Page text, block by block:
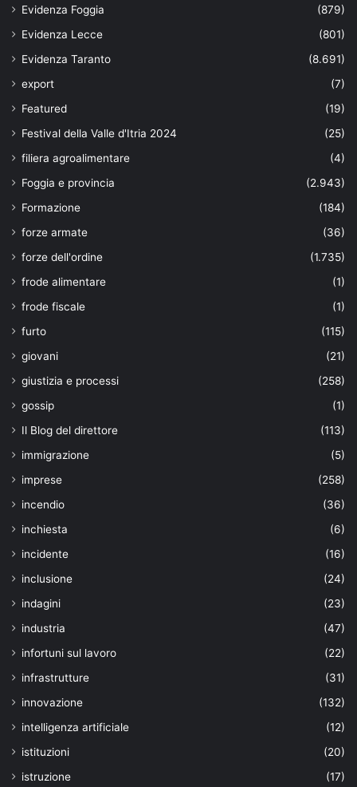
Evidenza Foggia
(879)
Evidenza Lecce
(801)
Evidenza Taranto
(8.691)
export
(7)
Featured
(19)
Festival della Valle d'Itria 2024
(25)
filiera agroalimentare
(4)
Foggia e provincia
(2.943)
Formazione
(184)
forze armate
(36)
forze dell'ordine
(1.735)
frode alimentare
(1)
frode fiscale
(1)
furto
(115)
giovani
(21)
giustizia e processi
(258)
gossip
(1)
Il Blog del direttore
(113)
immigrazione
(5)
imprese
(258)
incendio
(36)
inchiesta
(6)
incidente
(16)
inclusione
(24)
indagini
(23)
industria
(47)
infortuni sul lavoro
(22)
infrastrutture
(31)
innovazione
(132)
intelligenza artificiale
(12)
istituzioni
(20)
istruzione
(17)